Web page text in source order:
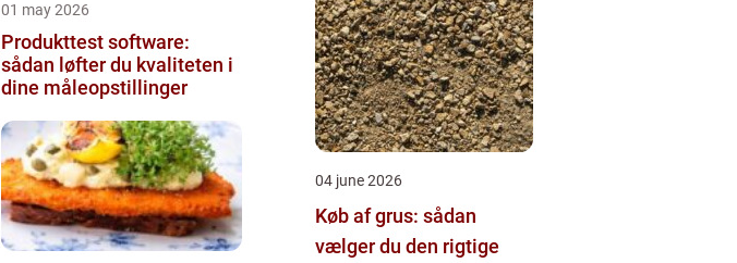
01 may 2026
Produkttest software:
sådan løfter du kvaliteten i
dine måleopstillinger
04 june 2026
Køb af grus: sådan
vælger du den rigtige